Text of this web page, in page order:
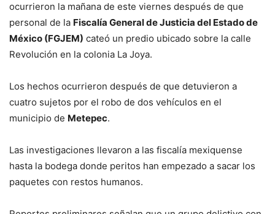
ocurrieron la mañana de este viernes después de que
personal de la Fiscalía General de Justicia del Estado de
México (FGJEM) cateó un predio ubicado sobre la calle
Revolución en la colonia La Joya.
Los hechos ocurrieron después de que detuvieron a
cuatro sujetos por el robo de dos vehículos en el
municipio de Metepec.
Las investigaciones llevaron a las fiscalía mexiquense
hasta la bodega donde peritos han empezado a sacar los
paquetes con restos humanos.